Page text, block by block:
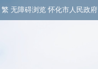
繁 无障碍浏览 怀化市人民政府